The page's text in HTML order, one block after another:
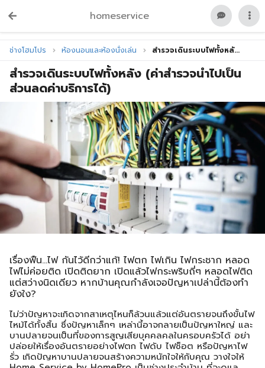
homeservice
ช่างโฮมโปร ห้องนอนและห้องนั่งเล่น สำรวจเดินระบบไฟทั้งหลั...
สำรวจเดินระบบไฟทั้งหลัง (ค่าสำรวจนำไปเป็น
ส่วนลดค่าบริการได้)
เรื่องฟืน...ไฟ กันไว้ดีกว่าแก้! ไฟตก ไฟเกิน ไฟกระชาก หลอด
ไฟไม่ค่อยติด เปิดติดยาก เปิดแล้วไฟกระพริบถี่ๆ หลอดไฟติด
แต่สว่างนิดเดียว หากบ้านคุณกำลังเจอปัญหาเปล่านี้ต้องทำ
ยังใง?
ไม่ว่าปัญหาจะเกิดจากสาเหตุไหนก็ล้วนแล้วแต่อันตรายจนถึงขั้นไฟ
ไหม้ได้ทั้งสิ้น ซึ่งปัญหาเล็กๆ เหล่านี้อาจกลายเป็นปัญหาใหญ่ และ
บานปลายจนเป็นที่ของการสูญเสียบุคคลคลในครอบครัวได้ อย่า
ปล่อยให้เรื่องอันตรายอย่างไฟตก ไฟดับ ไฟช็อต หรือปัญหาไฟ
รั่ว เกิดปัญหาบานปลายจนสร้างความหนักใจให้กับคุณ วางใจให้